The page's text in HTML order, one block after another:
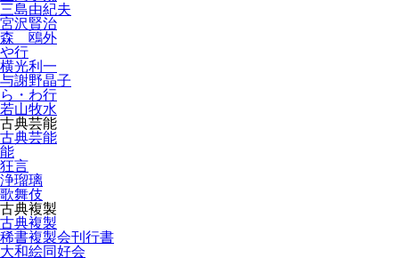
三島由紀夫
宮沢賢治
森 鴎外
や行
横光利一
与謝野晶子
ら・わ行
若山牧水
古典芸能
古典芸能
能
狂言
浄瑠璃
歌舞伎
古典複製
古典複製
稀書複製会刊行書
大和絵同好会